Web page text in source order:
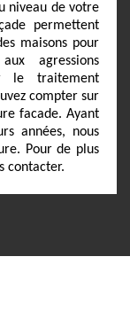
niveau de votre
permettent
maisons pour
agressions
le traitement
compter sur
facade. Ayant
années, nous
Pour de plus
contacter.